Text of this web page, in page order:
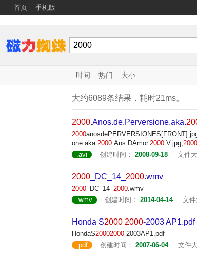
首页 手机版
时间 热门 大小
大约6089条结果，耗时21ms。
2000.Anos.de.Perversione.aka.
2000
one.aka.2000.Ans.DAmor.2000.V.jpg;2000
.avi
创建时间： 2008-09-18 文件
2000 _DC_14_ 2000.wmv
2000 _DC_14_ 2000.wmv
.wmv
创建时间： 2014-04-14 文件
Honda S2000 2000-2003 AP1.pdf
HondaS20002000-2003AP1.pdf
.pdf
创建时间： 2007-06-04 文件